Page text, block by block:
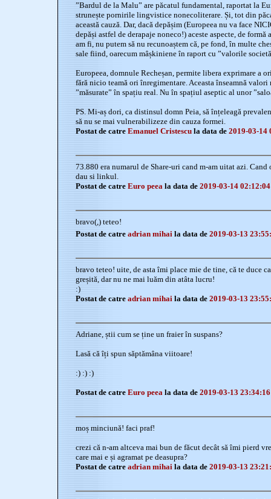
”Bardul de la Malu” are păcatul fundamental, raportat la
strunește pornirile lingvistice nonecoliterare. Și, tot din
această cauză. Dar, dacă depășim (Europeea nu va face
depăși astfel de derapaje noneco!) aceste aspecte, de
am fi, nu putem să nu recunoaștem că, pe fond, în multe
sale fiind, oarecum mâșkiniene în raport cu ”valorile
Europeea, domnule Recheșan, permite libera exprimare a
fără nicio teamă ori înregimentare. Aceasta înseamnă
”măsurate” în spațiu real. Nu în spațiul aseptic al unor
PS. Mi-aș dori, ca distinsul domn Peia, să înțeleagă
să nu se mai vulnerabilizeze din cauza formei.
Postat de catre Emanuel Cristescu la data de 2019-03-14
73.880 era numarul de Share-uri cand m-am uitat azi. Cand
dau si linkul.
Postat de catre Euro peea la data de 2019-03-14 02:12:04
bravo(,) teteo!
Postat de catre adrian mihai la data de 2019-03-13
bravo teteo! uite, de asta îmi place mie de tine, că te duce
greșită, dar nu ne mai luăm din atâta lucru!
:)
Postat de catre adrian mihai la data de 2019-03-13
Adriane, știi cum se ține un fraier în suspans?
Lasă că îți spun săptămâna viitoare!
:) :) :)
Postat de catre Euro peea la data de 2019-03-13 23:34:16
moș minciună! faci praf!
crezi că n-am altceva mai bun de făcut decât să îmi pierd
care mai e și agramat pe deasupra?
Postat de catre adrian mihai la data de 2019-03-13